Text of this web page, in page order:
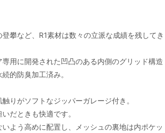
攀など、R1素材は数々の立派な成績を残してき
用に開発された凹凸のある内側のグリッド構造
的防臭加工済み。
りがソフトなジッパーガレージ付き。
だときも快適です。
よう高めに配置し、メッシュの裏地は内ポケッ